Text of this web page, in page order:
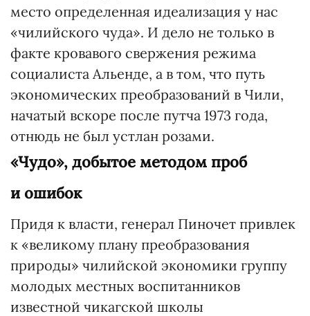
место определенная идеализация у нас
«чилийского чуда». И дело не только в
факте кровавого свержения режима
социалиста Альенде, а в том, что путь
экономических преобразований в Чили,
начатый вскоре после путча 1973 года,
отнюдь не был устлан розами.
«Чудо», добытое методом проб
и ошибок
Придя к власти, генерал Пиночет привлек
к «великому плану преобразования
природы» чилийской экономики группу
молодых местных воспитанников
известной чикагской школы